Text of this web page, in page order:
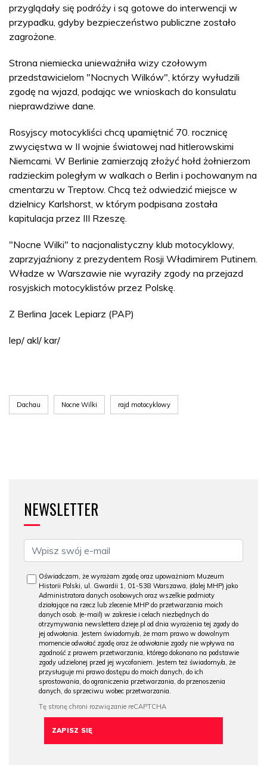
przyglądały się podróży i są gotowe do interwencji w
przypadku, gdyby bezpieczeństwo publiczne zostało
zagrożone.
Strona niemiecka unieważniła wizy czołowym
przedstawicielom "Nocnych Wilków", którzy wyłudzili
zgodę na wjazd, podając we wnioskach do konsulatu
nieprawdziwe dane.
Rosyjscy motocykliści chcą upamiętnić 70. rocznicę
zwycięstwa w II wojnie światowej nad hitlerowskimi
Niemcami. W Berlinie zamierzają złożyć hołd żołnierzom
radzieckim poległym w walkach o Berlin i pochowanym na
cmentarzu w Treptow. Chcą też odwiedzić miejsce w
dzielnicy Karlshorst, w którym podpisana została
kapitulacja przez III Rzeszę.
"Nocne Wilki" to nacjonalistyczny klub motocyklowy,
zaprzyjaźniony z prezydentem Rosji Władimirem Putinem.
Władze w Warszawie nie wyraziły zgody na przejazd
rosyjskich motocyklistów przez Polskę.
Z Berlina Jacek Lepiarz (PAP)
lep/ akl/ kar/
Dachau Nocne Wilki rajd motocyklowy
NEWSLETTER
Oświadczam, że wyrażam zgodę oraz upoważniam Muzeum
Historii Polski, ul. Gwardii 1, 01-538 Warszawa, (dalej MHP) jako
Administratora danych osobowych oraz wszelkie podmioty
działające na rzecz lub zlecenie MHP do przetwarzania moich
danych osob. (e-mail) w zakresie i celach niezbędnych do
otrzymywania newslettera dzieje.pl od dnia wyrażenia tej zgody do
jej odwołania. Jestem świadomy/a, że mam prawo w dowolnym
momencie odwołać zgodę oraz że odwołanie zgody nie wpływa na
zgodność z prawem przetwarzania, którego dokonano na podstawie
zgody udzielonej przed jej wycofaniem. Jestem też świadomy/a, że
przysługuje mi prawo dostępu do moich danych, do ich
sprostowania, do ograniczenia przetwarzania, do przenoszenia
danych, do sprzeciwu wobec przetwarzania.